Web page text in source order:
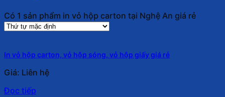
Có 1 sản phẩm in vỏ hộp carton tại Nghệ An giá rẻ
In vỏ hộp carton, vỏ hộp sóng, vỏ hộp giấy giá rẻ
Giá: Liên hệ
Đọc tiếp